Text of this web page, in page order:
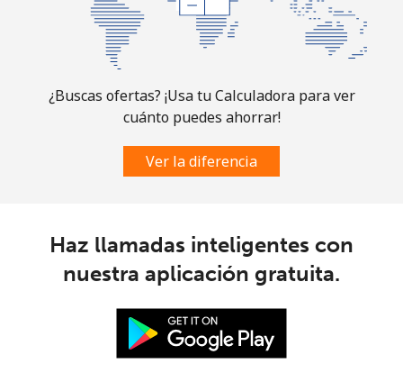
¿Buscas ofertas? ¡Usa tu Calculadora para ver
cuánto puedes ahorrar!
Ver la diferencia
Haz llamadas inteligentes con
nuestra aplicación gratuita.